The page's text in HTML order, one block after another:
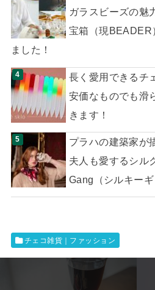
ガラスビーズの魅
宝箱（現BEADER
ました！
長く愛用できるチ
安価なものでも滑
きます！
プラハの建築家が
夫人も愛するシル
Gang（シルキー
チェコ雑貨｜ファッション